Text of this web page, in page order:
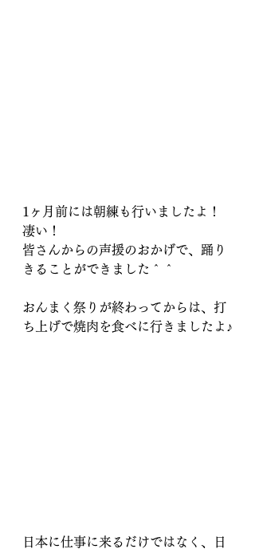
1ヶ月前には朝練も行いましたよ！
凄い！
皆さんからの声援のおかげで、踊り
きることができました＾＾
おんまく祭りが終わってからは、打
ち上げで焼肉を食べに行きましたよ♪
日本に仕事に来るだけではなく、日